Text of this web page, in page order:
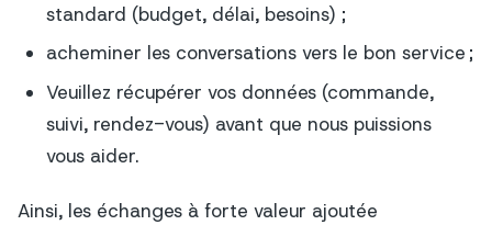
standard (budget, délai, besoins) ;
acheminer les conversations vers le bon service ;
Veuillez récupérer vos données (commande,
suivi, rendez-vous) avant que nous puissions
vous aider.
Ainsi, les échanges à forte valeur ajoutée